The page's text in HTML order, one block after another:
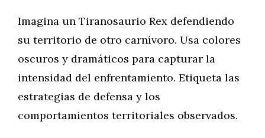
Imagina un Tiranosaurio Rex defendiendo
su territorio de otro carnívoro. Usa colores
oscuros y dramáticos para capturar la
intensidad del enfrentamiento. Etiqueta las
estrategias de defensa y los
comportamientos territoriales observados.